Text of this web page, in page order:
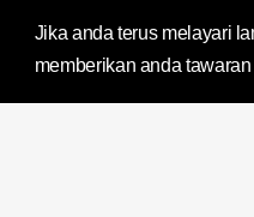
Jika anda terus melayari
memberikan anda
IMPL